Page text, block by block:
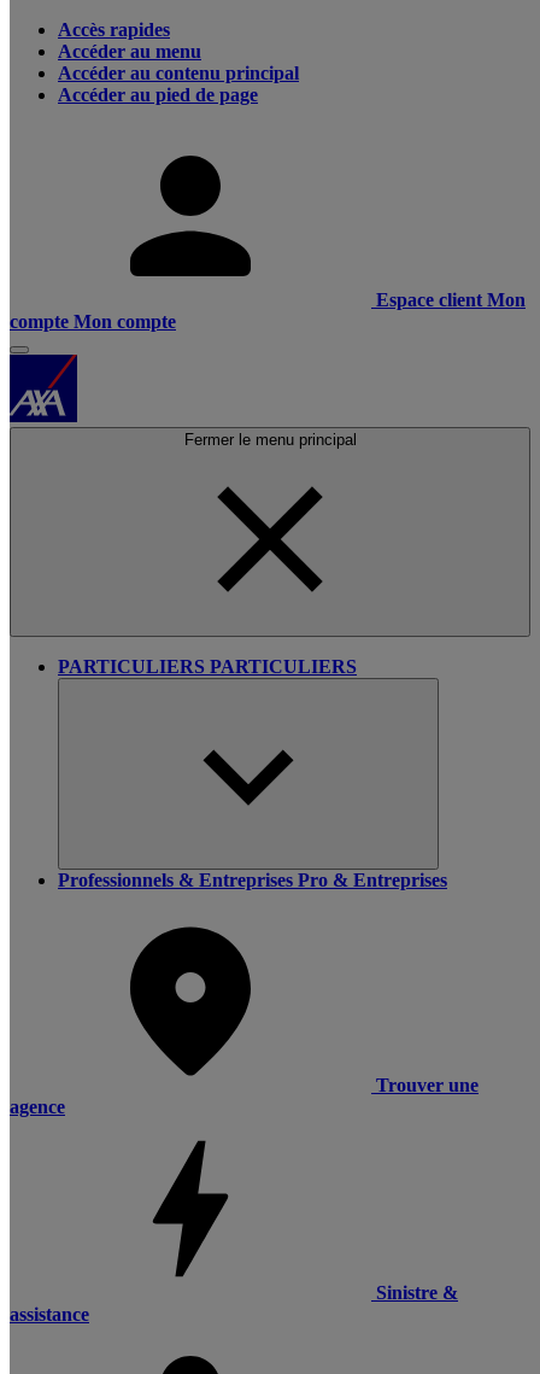
Accès rapides
Accéder au menu
Accéder au contenu principal
Accéder au pied de page
Espace client Mon
compte Mon compte
Fermer le menu principal
PARTICULIERS PARTICULIERS
Professionnels & Entreprises Pro & Entreprises
Trouver une
agence
Sinistre &
assistance